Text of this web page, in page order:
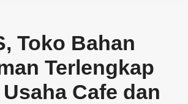
Toko Bahan
Terlengkap
Cafe dan